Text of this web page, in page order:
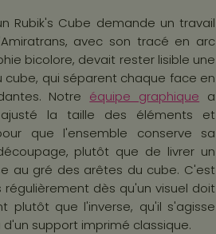
Rubik's Cube demande un travail
avec son tracé en arc
bicolore, devait rester lisible une
cube, qui séparent chaque face en
Notre équipe graphique a
la taille des éléments et
que l'ensemble conserve sa
plutôt que de livrer un
au gré des arêtes du cube. C'est
dès qu'un visuel doit
plutôt que l'inverse, qu'il s'agisse
support imprimé classique.